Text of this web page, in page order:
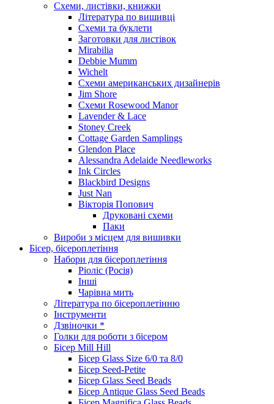
Схеми, листівки, книжки
Література по вишивці
Схеми та буклети
Заготовки для листівок
Mirabilia
Debbie Mumm
Wichelt
Схеми американських дизайнерів
Jim Shore
Cхеми Rosewood Manor
Lavender & Lace
Stoney Creek
Cottage Garden Samplings
Glendon Place
Alessandra Adelaide Needleworks
Ink Circles
Blackbird Designs
Just Nan
Вікторія Попович
Друковані схеми
Паки
Вироби з місцем для вишивки
Бісер, бісероплетіння
Набори для бісероплетіння
Ріоліс (Росія)
Інші
Чарівна мить
Література по бісероплетінню
Інструменти
Дзвіночки *
Голки для роботи з бісером
Бісер Mill Hill
Бісер Glass Size 6/0 та 8/0
Бісер Seed-Petite
Бісер Glass Seed Beads
Бісер Antique Glass Seed Beads